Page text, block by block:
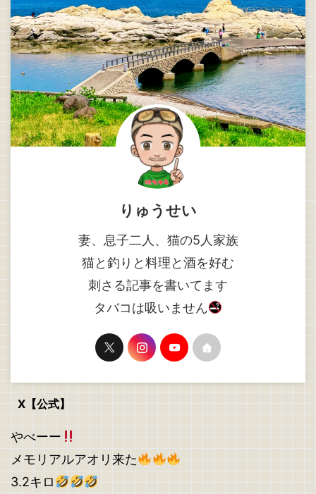
りゅうせい
妻、息子二人、猫の5人家族
猫と釣りと料理と酒を好む
刺さる記事を書いてます
タバコは吸いません
X【公式】
やべーー
メモリアルアオリ来た
3.2キロ